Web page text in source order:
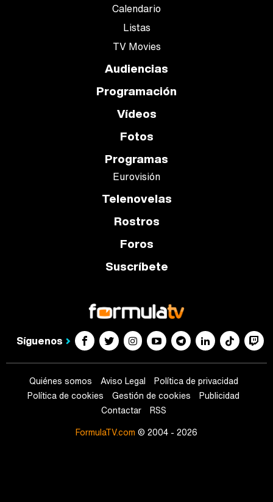
Calendario
Listas
TV Movies
Audiencias
Programación
Vídeos
Fotos
Programas
Eurovisión
Telenovelas
Rostros
Foros
Suscríbete
Síguenos
Quiénes somos Aviso Legal
Política de privacidad
Política de cookies
Gestión de cookies
Publicidad
Contactar
RSS
FormulaTV.com © 2004 - 2026